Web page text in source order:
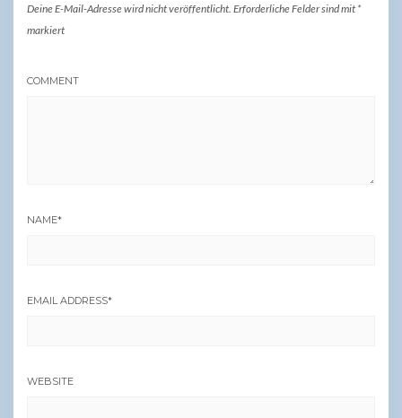
Deine E-Mail-Adresse wird nicht veröffentlicht. Erforderliche Felder sind mit *
markiert
COMMENT
NAME*
EMAIL ADDRESS*
WEBSITE